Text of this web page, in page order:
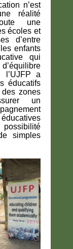
n’est
réalité
une
écoles et
d’entre
enfants
qui
a
éducatifs
zones
un
possibilité
simples